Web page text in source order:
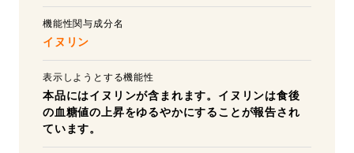
機能性関与成分名
イヌリン
表示しようとする機能性
本品にはイヌリンが含まれます。イヌリンは食後
の血糖値の上昇をゆるやかにすることが報告され
ています。